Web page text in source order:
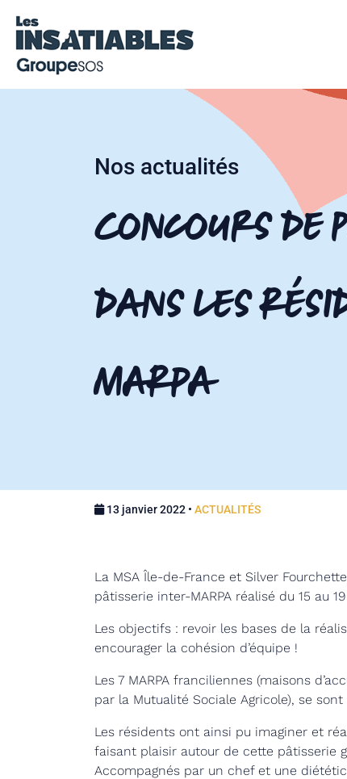
Nos actualités
Concours de
dans les
MARPA
13 janvier 2022 • ACTUALITÉS
La MSA Île-de-France et Silver
pâtisserie inter-MARPA réalisé du 15 au
Les objectifs : revoir les bases de la
encourager la cohésion d’équipe !
Les 7 MARPA franciliennes (maisons
par la Mutualité Sociale Agricole), se
Les résidents ont ainsi pu imaginer et
faisant plaisir autour de cette pâtisserie
Accompagnés par un chef et une